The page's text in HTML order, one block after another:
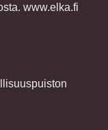
www.elka.fi